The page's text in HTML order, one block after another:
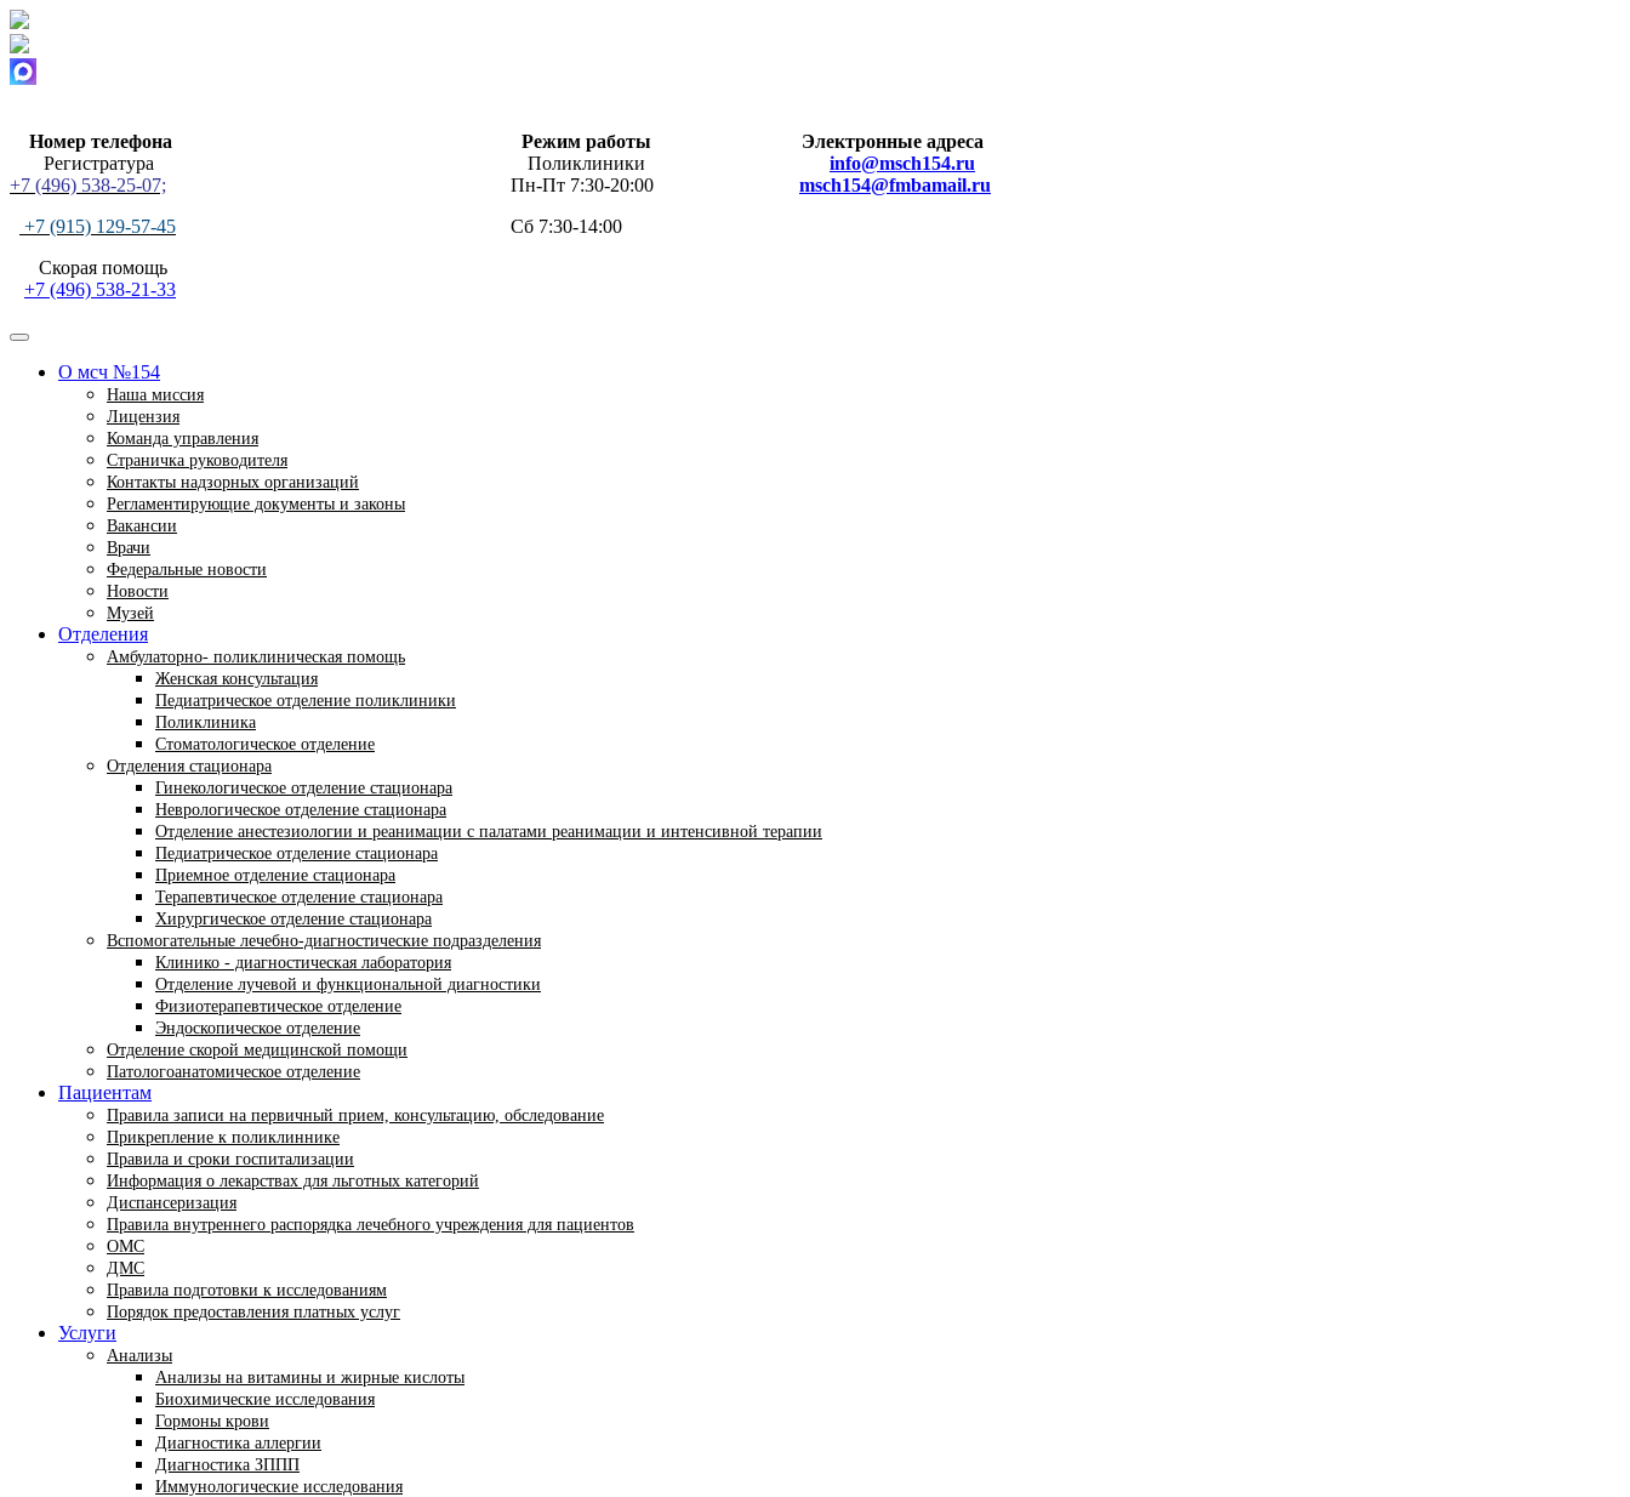
Номер телефона Режим работы
Электронные адреса
Регистратура Поликлиники
info@msch154.ru
+7 (496) 538-25-07;
Пн-Пт 7:30-20:00 msch154@fmbamail.ru
+7 (915) 129-57-45
Сб 7:30-14:00
Скорая помощь
+7 (496) 538-21-33
О мсч №154
Наша миссия
Лицензия
Команда управления
Страничка руководителя
Контакты надзорных организаций
Регламентирующие документы и законы
Вакансии
Врачи
Федеральные новости
Новости
Музей
Отделения
Амбулаторно- поликлиническая помощь
Женская консультация
Педиатрическое отделение поликлиники
Поликлиника
Стоматологическое отделение
Отделения стационара
Гинекологическое отделение стационара
Неврологическое отделение стационара
Отделение анестезиологии и реанимации с палатами реанимации и интенсивной терапии
Педиатрическое отделение стационара
Приемное отделение стационара
Терапевтическое отделение стационара
Хирургическое отделение стационара
Вспомогательные лечебно-диагностические подразделения
Клинико - диагностическая лаборатория
Отделение лучевой и функциональной диагностики
Физиотерапевтическое отделение
Эндоскопическое отделение
Отделение скорой медицинской помощи
Патологоанатомическое отделение
Пациентам
Правила записи на первичный прием, консультацию, обследование
Прикрепление к поликлиннике
Правила и сроки госпитализации
Информация о лекарствах для льготных категорий
Диспансеризация
Правила внутреннего распорядка лечебного учреждения для пациентов
ОМС
ДМС
Правила подготовки к исследованиям
Порядок предоставления платных услуг
Услуги
Анализы
Анализы на витамины и жирные кислоты
Биохимические исследования
Гормоны крови
Диагностика аллергии
Диагностика ЗППП
Иммунологические исследования